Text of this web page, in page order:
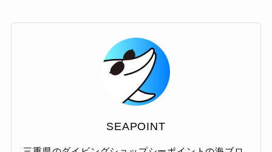
SEAPOINT